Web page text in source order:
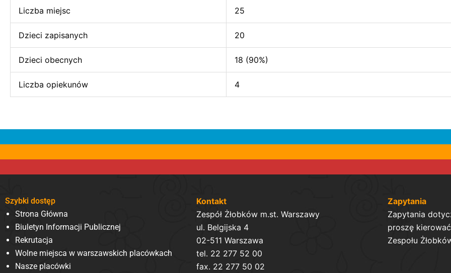
Liczba miejsc 25
Dzieci zapisanych 20
Dzieci obecnych 18 (90%)
Liczba opiekunów 4
Szybki dostęp
Strona Główna
Biuletyn Informacji Publicznej
Rekrutacja
Wolne miejsca w warszawskich placówkach
Nasze placówki
Kontakt
Zespół Żłobków m.st. Warszawy
ul. Belgijska 4
02-511 Warszawa
tel. 22 277 52 00
fax. 22 277 50 02
Zapytania
Zapytania
proszę
Zespołu